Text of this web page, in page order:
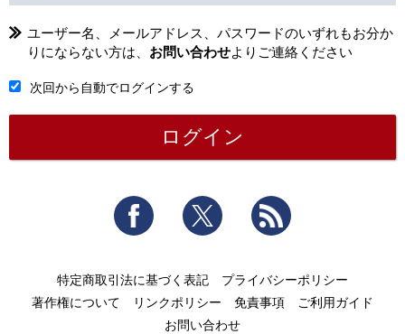
ユーザー名、メールアドレス、パスワードのいずれもお分か
りにならない方は、 お問い合わせよりご連絡ください
次回から自動でログインする
Facebook Twitter
特定商取引法に基づく表記
プライバシーポリシー
著作権について
リンクポリシー 免責事項
ご利用ガイド
お問い合わせ